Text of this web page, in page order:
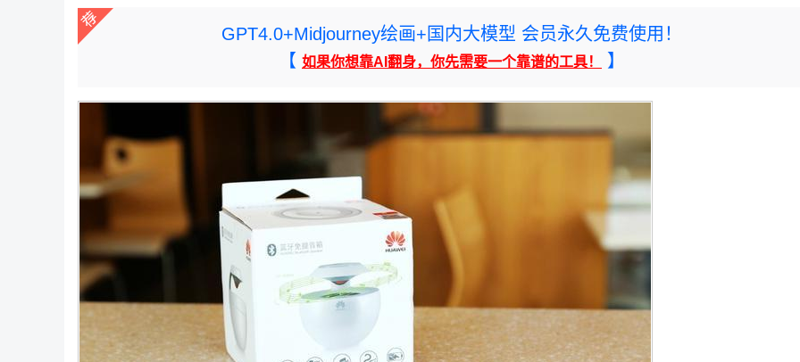
GPT4.0+Midjourney绘画+国内大模型 会员永久免费使用！
【 如果你想靠AI翻身，你先需要一个靠谱的工具！ 】